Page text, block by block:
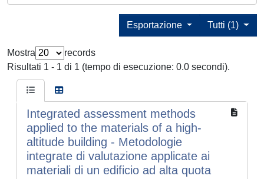
Tutti (1)
Esportazione
Mostra
records
Risultati 1 - 1 di 1 (tempo di esecuzione: 0.0 secondi).
Integrated assessment methods
applied to the materials of a high-
altitude building - Metodologie
integrate di valutazione applicate ai
materiali di un edificio ad alta quota